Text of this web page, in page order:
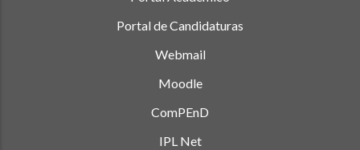
Portal de Candidaturas
Webmail
Moodle
ComPEnD
IPL Net